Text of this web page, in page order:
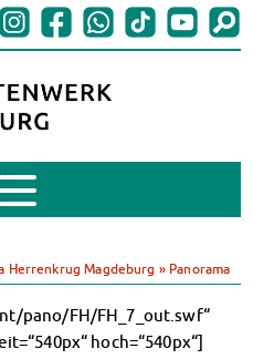
Herrenkrug Magdeburg » Panorama
pano/FH/FH_7_out.swf“
hoch=“540px“]